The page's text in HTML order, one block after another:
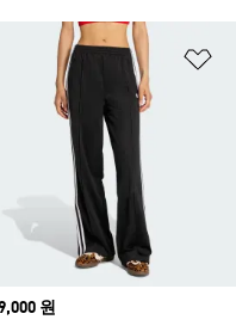
스트 담기
원